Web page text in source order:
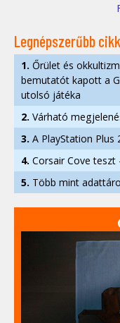
Legnépszerűbb
1. Őrület és
bemutatót kapott a
utolsó játéka
2. Várható
3. A PlayStation Plus
4. Corsair Cove
5. Több mint